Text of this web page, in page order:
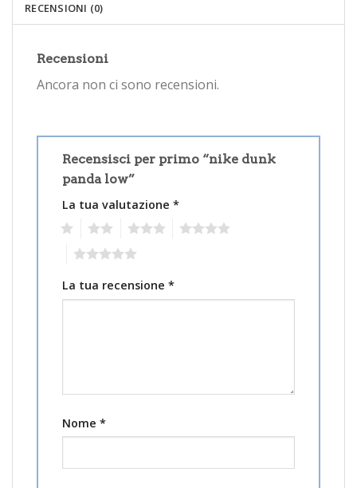
RECENSIONI (0)
Recensioni
Ancora non ci sono recensioni.
Recensisci per primo “nike dunk
panda low”
La tua valutazione *
La tua recensione *
Nome *